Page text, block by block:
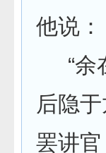
他说：
“余
后隐
罢讲